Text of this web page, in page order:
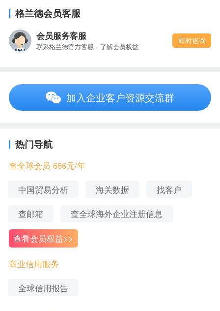
法定代表人 刘彤
注册资本 500 万人民币
音乐、歌舞、综合文艺表演及经营演出经纪业务。
会议及展览服务。国际文化交流。艺术、工艺品、
租赁。音乐、歌舞、艺术人才培训。
黑龙江省歌舞剧院有限公司_股东信息
股东名称
格兰德会员客服
会员服务客服
联系格兰德官方客服，了解会员权益
即时咨询
加入企业客户资源交流群
热门导航
查全球会员 666元/年
中国贸易分析 海关数据 找客户
查邮箱 查全球海外企业注册信息
查看会员权益>>
商业信用服务
全球信用报告